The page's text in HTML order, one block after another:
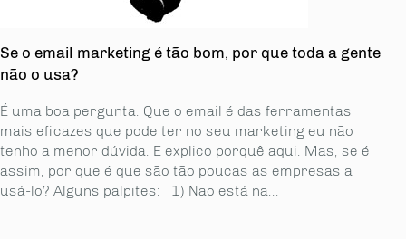
Se o email marketing é tão bom, por que toda a gente
não o usa?
É uma boa pergunta. Que o email é das ferramentas
mais eficazes que pode ter no seu marketing eu não
tenho a menor dúvida. E explico porquê aqui. Mas, se é
assim, por que é que são tão poucas as empresas a
usá-lo? Alguns palpites: 1) Não está na...